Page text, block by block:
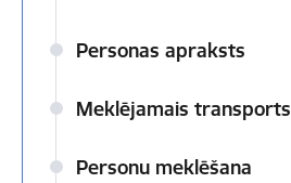
Personas apraksts
Meklējamais transports
Personu meklēšana